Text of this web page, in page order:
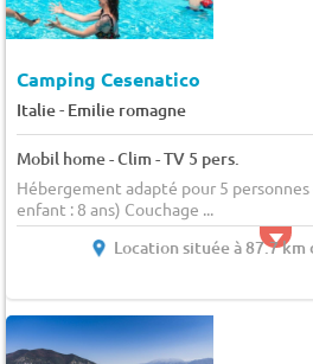
Camping Cesenatico
Italie- Emilie romagne
Mobil home - Clim - TV 5 pers.
Hébergement adapté pour 5
enfant : 8 ans) Couchage ...
Location située à 87.7 km